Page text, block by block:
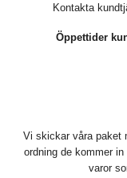
Kontakta
Öppettider
Vi skickar våra paket
ordning de kommer
varor